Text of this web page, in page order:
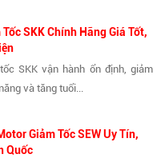
SKK Chính Hãng Giá Tốt,
SKK vận hành ổn định, giảm
và tăng tuổi...
Giảm Tốc SEW Uy Tín,
Quốc